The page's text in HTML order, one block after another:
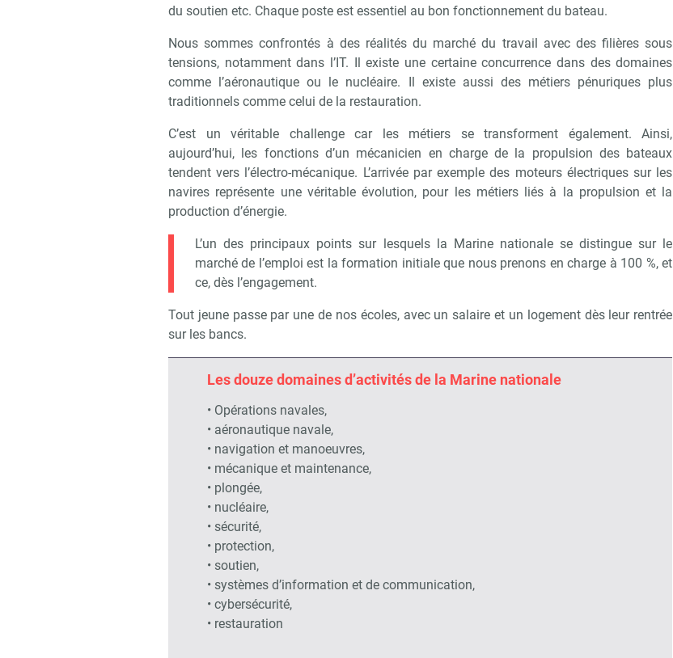
du soutien etc. Chaque poste est essentiel au bon fonctionnement du bateau.
Nous sommes confrontés à des réalités du marché du travail avec des filières sous
tensions, notamment dans l’IT. Il existe une certaine concurrence dans des domaines
comme l’aéronautique ou le nucléaire. Il existe aussi des métiers pénuriques plus
traditionnels comme celui de la restauration.
C’est un véritable challenge car les métiers se transforment également. Ainsi,
aujourd’hui, les fonctions d’un mécanicien en charge de la propulsion des bateaux
tendent vers l’électro-mécanique. L’arrivée par exemple des moteurs électriques sur les
navires représente une véritable évolution, pour les métiers liés à la propulsion et la
production d’énergie.
L’un des principaux points sur lesquels la Marine nationale se distingue sur le
marché de l’emploi est la formation initiale que nous prenons en charge à 100 %, et
ce, dès l’engagement.
Tout jeune passe par une de nos écoles, avec un salaire et un logement dès leur rentrée
sur les bancs.
Les douze domaines d’activités de la Marine nationale
• Opérations navales,
• aéronautique navale,
• navigation et manoeuvres,
• mécanique et maintenance,
• plongée,
• nucléaire,
• sécurité,
• protection,
• soutien,
• systèmes d’information et de communication,
• cybersécurité,
• restauration